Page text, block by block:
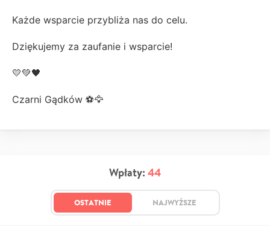
Każde wsparcie przybliża nas do celu.
Dziękujemy za zaufanie i wsparcie!
💛💚🖤
Czarni Gądków ⚽🦅
Wpłaty: 44
OSTATNIE NAJWYŻSZE